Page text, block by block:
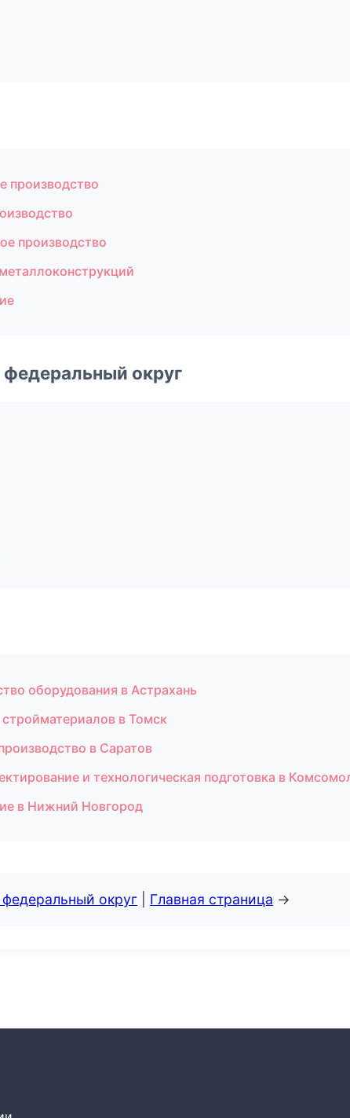
производство
производство
округ
оборудования в Астрахань
в Томск
в Саратов
и технологическая подготовка в
в Нижний Новгород
округ Главная страница →